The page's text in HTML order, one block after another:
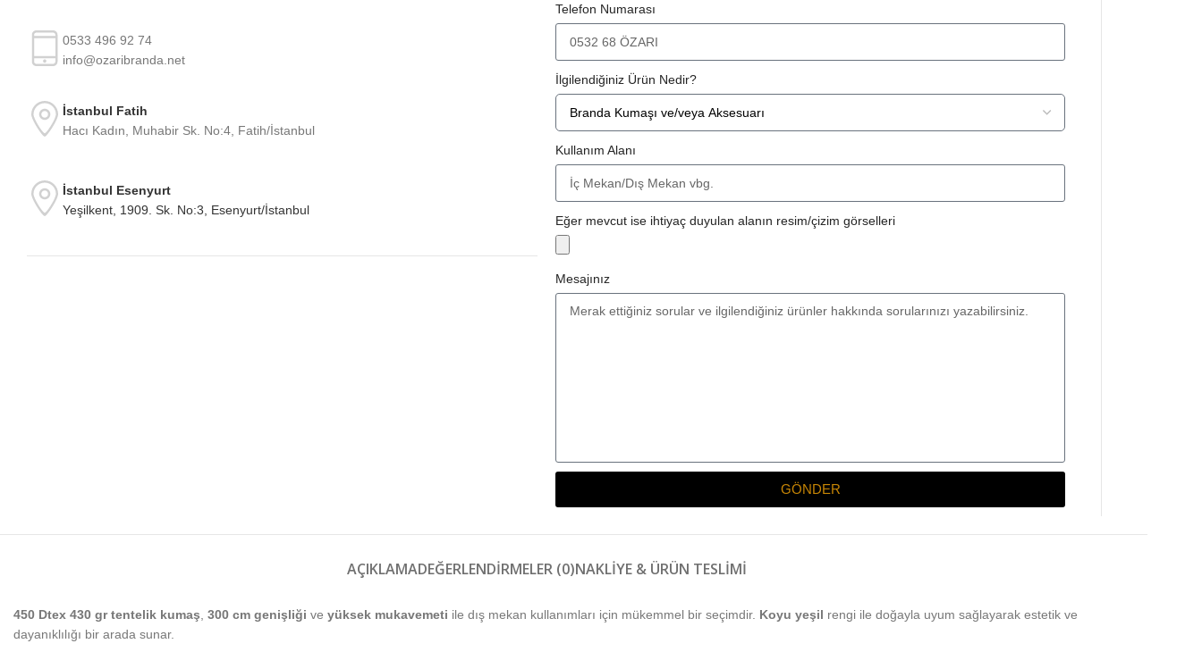
0533 496 92 74
info@ozaribranda.net
İstanbul Fatih
Hacı Kadın, Muhabir Sk. No:4, Fatih/İstanbul
İstanbul Esenyurt
Yeşilkent, 1909. Sk. No:3, Esenyurt/İstanbul
Telefon Numarası
İlgilendiğiniz Ürün Nedir?
Kullanım Alanı
Eğer mevcut ise ihtiyaç duyulan alanın resim/çizim görselleri
Mesajınız
GÖNDER
AÇIKLAMADEĞERLENDIRMELER (0)NAKLIYE & ÜRÜN TESLIMI
450 Dtex 430 gr tentelik kumaş 300 cm genişliği ve yüksek mukavemeti ile dış mekan kullanımları için mükemmel bir seçimdir. Koyu yeşil rengi ile doğayla uyum sağlayarak estetik ve
dayanıklılığı bir arada sunar.